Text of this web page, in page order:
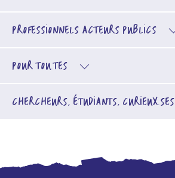
PROFESSIONNELS ACTEURS PUBLICS
POUR TOU.TES
CHERCHEURS, ÉTUDIANTS, CURIEUX.SES